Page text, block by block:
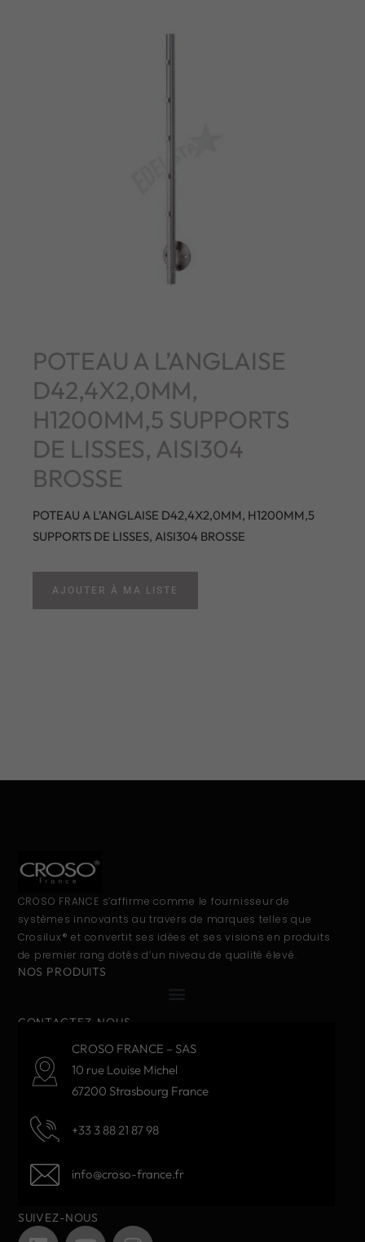
POTEAU A L’ANGLAISE
D42,4X2,0MM,
H1200MM,5 SUPPORTS
DE LISSES, AISI304
BROSSE
POTEAU A L’ANGLAISE D42,4X2,0MM, H1200MM,5
SUPPORTS DE LISSES, AISI304 BROSSE
AJOUTER À MA LISTE
CROSO FRANCE s’affirme comme le fournisseur de
systèmes innovants au travers de marques telles que
Crosilux® et convertit ses idées et ses visions en produits
de premier rang dotés d’un niveau de qualité élevé.
NOS PRODUITS
CONTACTEZ-NOUS
CROSO FRANCE – SAS
10 rue Louise Michel
67200 Strasbourg France
+33 3 88 21 87 98
info@croso-france.fr
SUIVEZ-NOUS